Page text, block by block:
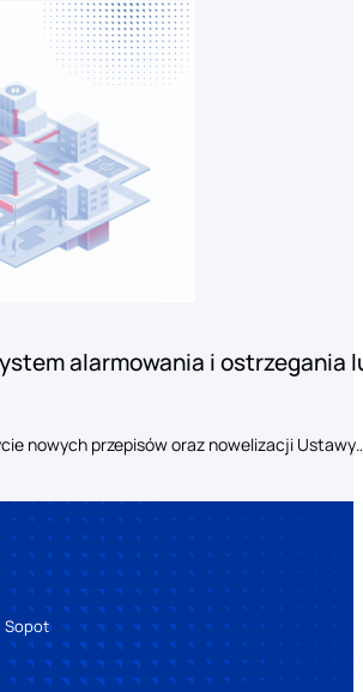
alarmowania i ostrzegania
nowych przepisów oraz nowelizacji
Sopot